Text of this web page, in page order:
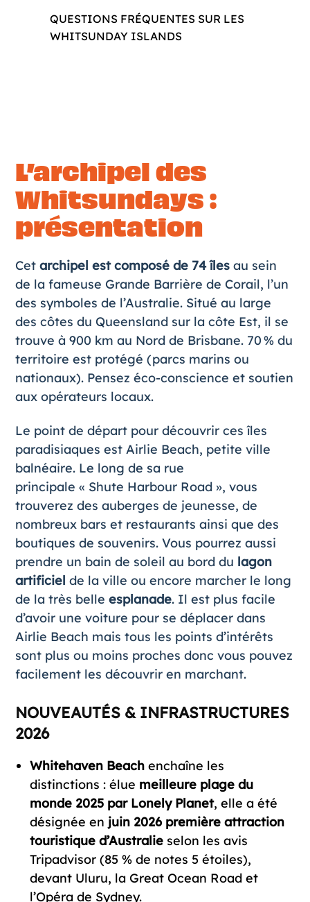
QUESTIONS FRÉQUENTES SUR LES
WHITSUNDAY ISLANDS
L’archipel des
Whitsundays :
présentation
Cet archipel est composé de 74 îlesau sein
de la fameuse Grande Barrière de Corail, l’un
des symboles de l’Australie. Situé au large
des côtes du Queensland sur la côte Est, il se
trouve à 900 km au Nord de Brisbane. 70 % du
territoire est protégé (parcs marins ou
nationaux). Pensez éco‑conscience et soutien
aux opérateurs locaux.
Le point de départ pour découvrir ces îles
paradisiaques est Airlie Beach, petite ville
balnéaire. Le long de sa rue
principale « Shute Harbour Road », vous
trouverez des auberges de jeunesse, de
nombreux bars et restaurants ainsi que des
boutiques de souvenirs. Vous pourrez aussi
prendre un bain de soleil au bord du lagon
artificiel de la ville ou encore marcher le long
de la très belle esplanade. Il est plus facile
d’avoir une voiture pour se déplacer dans
Airlie Beach mais tous les points d’intérêts
sont plus ou moins proches donc vous pouvez
facilement les découvrir en marchant.
NOUVEAUTÉS & INFRASTRUCTURES
2026
Whitehaven Beachenchaîne les
distinctions : élue meilleure plage du
monde 2025 par Lonely Planet, elle a été
désignée en juin 2026 première attraction
touristique d’Australieselon les avis
Tripadvisor (85 % de notes 5 étoiles),
devant Uluru, la Great Ocean Road et
l’Opéra de Sydney.